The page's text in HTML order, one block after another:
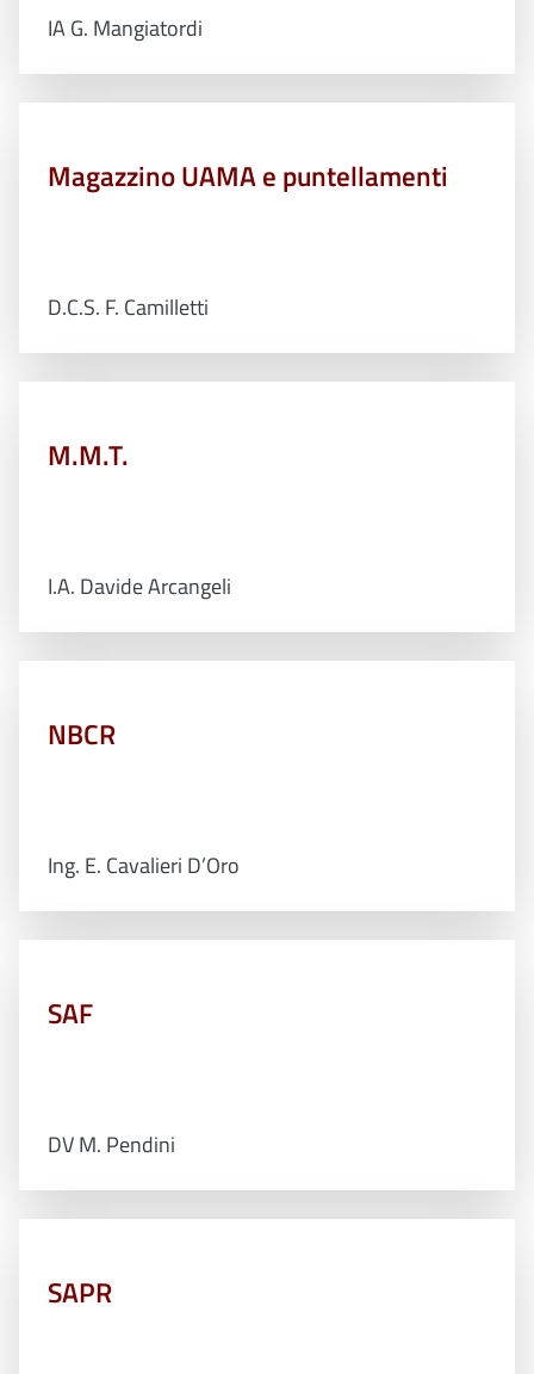
IA G. Mangiatordi
Magazzino UAMA e puntellamenti
D.C.S. F. Camilletti
M.M.T.
I.A. Davide Arcangeli
NBCR
Ing. E. Cavalieri D’Oro
SAF
DV M. Pendini
SAPR